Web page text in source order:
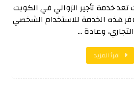
تعد خدمة تأجير الزوالي في الكويت
هذه الخدمة للاستخدام الشخصي
وعادة ...
اقرأ المزيد